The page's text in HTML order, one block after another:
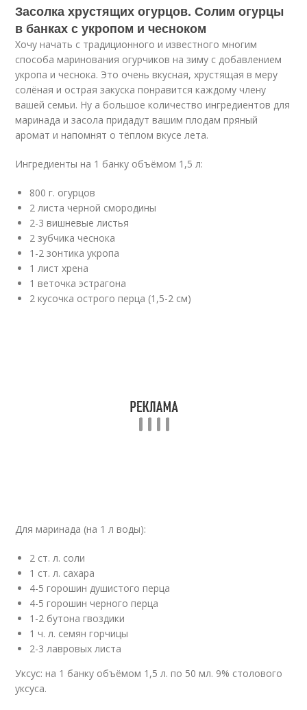
Засолка хрустящих огурцов. Солим огурцы
в банках с укропом и чесноком
Хочу начать с традиционного и известного многим
способа маринования огурчиков на зиму с добавлением
укропа и чеснока. Это очень вкусная, хрустящая в меру
солёная и острая закуска понравится каждому члену
вашей семьи. Ну а большое количество ингредиентов для
маринада и засола придадут вашим плодам пряный
аромат и напомнят о тёплом вкусе лета.
Ингредиенты на 1 банку объёмом 1,5 л:
800 г. огурцов
2 листа черной смородины
2-3 вишневые листья
2 зубчика чеснока
1-2 зонтика укропа
1 лист хрена
1 веточка эстрагона
2 кусочка острого перца (1,5-2 см)
Для маринада (на 1 л воды):
2 ст. л. соли
1 ст. л. сахара
4-5 горошин душистого перца
4-5 горошин черного перца
1-2 бутона гвоздики
1 ч. л. семян горчицы
2-3 лавровых листа
Уксус: на 1 банку объёмом 1,5 л. по 50 мл. 9% столового
уксуса.